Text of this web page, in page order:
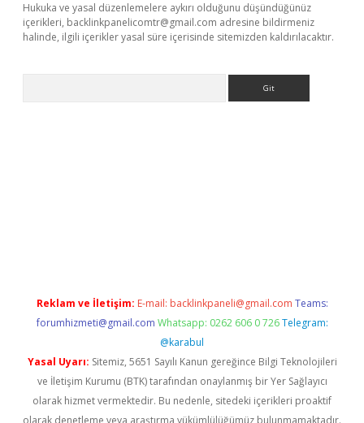
Hukuka ve yasal düzenlemelere aykırı olduğunu düşündüğünüz
içerikleri, backlinkpanelicomtr@gmail.com adresine bildirmeniz
halinde, ilgili içerikler yasal süre içerisinde sitemizden kaldırılacaktır.
Reklam ve İletişim: E-mail: backlinkpaneli@gmail.com Teams:
forumhizmeti@gmail.com Whatsapp: 0262 606 0 726 Telegram:
@karabul
Yasal Uyarı: Sitemiz, 5651 Sayılı Kanun gereğince Bilgi Teknolojileri
ve İletişim Kurumu (BTK) tarafından onaylanmış bir Yer Sağlayıcı
olarak hizmet vermektedir. Bu nedenle, sitedeki içerikleri proaktif
olarak denetleme veya araştırma yükümlülüğümüz bulunmamaktadır.